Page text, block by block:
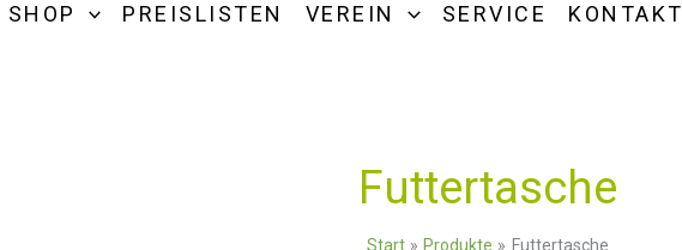
SHOP PREISLISTEN VEREIN SERVICE KONTAKT
Futtertasche
Start Produkte Futtertasche